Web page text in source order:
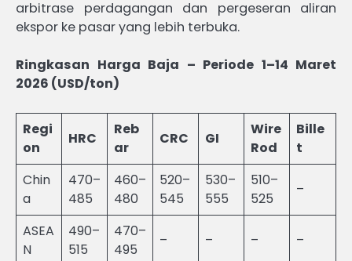
arbitrase perdagangan dan pergeseran aliran
ekspor ke pasar yang lebih terbuka.
Ringkasan Harga Baja – Periode 1–14 Maret
2026 (USD/ton)
Regi
on
HRC
Reb
ar
CRC GI
Wire
Rod
Bille
t
Chin
a
470–
485
460–
480
520–
545
530–
555
510–
525
–
ASEA
N
490–
515
470–
495
– – – –